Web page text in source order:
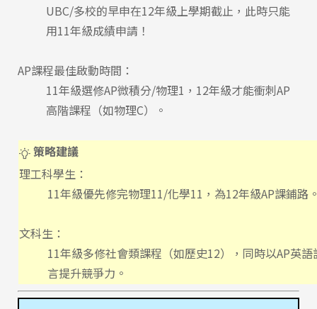
Latest News 最新消息
UBC/多校的早申在12年級上學期截止，此時只能
用11年級成績申請！
AP課程最佳啟動時間：
11年級選修AP微積分/物理1，12年級才能衝刺AP
高階課程（如物理C）。
策略建議
理工科學生：
11年級優先修完物理11/化學11，為12年級AP課鋪路
文科生：
11年級多修社會類課程（如歷史12），同時以AP英語
言提升競爭力。